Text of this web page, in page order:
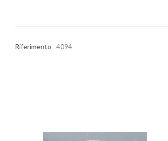
Riferimento 4094